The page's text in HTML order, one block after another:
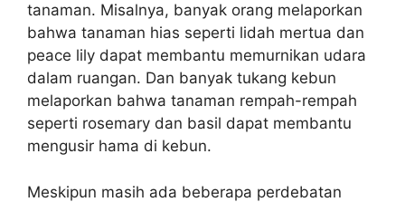
tanaman. Misalnya, banyak orang melaporkan
bahwa tanaman hias seperti lidah mertua dan
peace lily dapat membantu memurnikan udara
dalam ruangan. Dan banyak tukang kebun
melaporkan bahwa tanaman rempah-rempah
seperti rosemary dan basil dapat membantu
mengusir hama di kebun.
Meskipun masih ada beberapa perdebatan